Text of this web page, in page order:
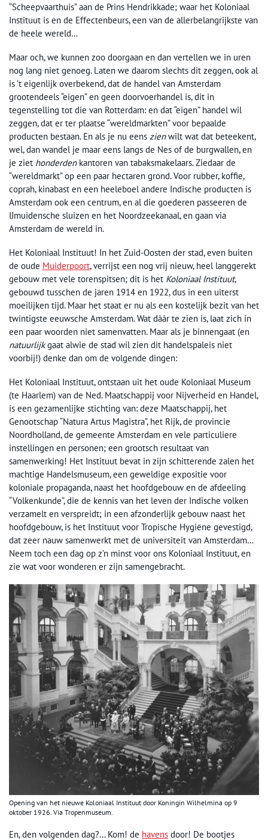
“Scheepvaarthuis” aan de Prins Hendrikkade; waar het Koloniaal
Instituut is en de Effectenbeurs, een van de allerbelangrijkste van
de heele wereld…
Maar och, we kunnen zoo doorgaan en dan vertellen we in uren
nog lang niet genoeg. Laten we daarom slechts dit zeggen, ook al
is ’t eigenlijk overbekend, dat de handel van Amsterdam
grootendeels “eigen” en geen doorvoerhandel is, dit in
tegenstelling tot die van Rotterdam: en dat “eigen” handel wil
zeggen, dat er ter plaatse “wereldmarkten” voor bepaalde
producten bestaan. En als je nu eens zienwilt wat dat beteekent,
wel, dan wandel je maar eens langs de Nes of de burgwallen, en
je ziet honderden kantoren van tabaksmakelaars. Ziedaar de
“wereldmarkt” op een paar hectaren grond. Voor rubber, koffie,
coprah, kinabast en een heeleboel andere Indische producten is
Amsterdam ook een centrum, en al die goederen passeeren de
IJmuidensche sluizen en het Noordzeekanaal, en gaan via
Amsterdam de wereld in.
Het Koloniaal Instituut! In het Zuid-Oosten der stad, even buiten
de oude Muiderpoort, verrijst een nog vrij nieuw, heel langgerekt
gebouw met vele torenspitsen; dit is het Koloniaal Instituut,
gebouwd tusschen de jaren 1914 en 1922, dus in een uiterst
moeilijken tijd. Maar het staat er nu als een kostelijk bezit van het
twintigste eeuwsche Amsterdam. Wat dààr te zien is, laat zich in
een paar woorden niet samenvatten. Maar als je binnengaat (en
natuurlijkgaat alwie de stad wil zien dit handelspaleis niet
voorbij!) denke dan om de volgende dingen:
Het Koloniaal Instituut, ontstaan uit het oude Koloniaal Museum
(te Haarlem) van de Ned. Maatschappij voor Nijverheid en Handel,
is een gezamenlijke stichting van: deze Maatschappij, het
Genootschap “Natura Artus Magistra”, het Rijk, de provincie
Noordholland, de gemeente Amsterdam en vele particuliere
instellingen en personen; een grootsch resultaat van
samenwerking! Het Instituut bevat in zijn schitterende zalen het
machtige Handelsmuseum, een geweldige expositie voor
koloniale propaganda, naast het hoofdgebouw en de afdeeling
“Volkenkunde”, die de kennis van het leven der Indische volken
verzamelt en verspreidt; in een afzonderlijk gebouw naast het
hoofdgebouw, is het Instituut voor Tropische Hygiëne gevestigd,
dat zeer nauw samenwerkt met de universiteit van Amsterdam…
Neem toch een dag op z’n minst voor ons Koloniaal Instituut, en
zie wat voor wonderen er zijn samengebracht.
Opening van het nieuwe Koloniaal Instituut door Koningin Wilhelmina op 9
oktober 1926. Via Tropenmuseum.
En, den volgenden dag?… Kom! de havens door! De bootjes